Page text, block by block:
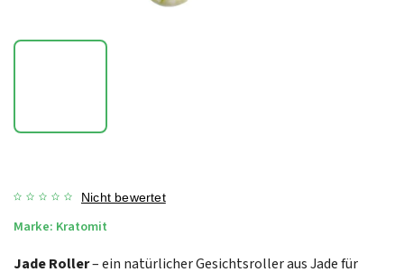
Nicht bewertet
Marke: Kratomit
Jade Roller– ein natürlicher Gesichtsroller aus Jade für